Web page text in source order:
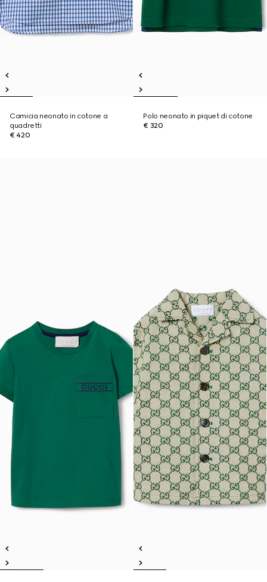
Camicia neonato in cotone a
quadretti
€ 420
Polo neonato in piquet di cotone
€ 320